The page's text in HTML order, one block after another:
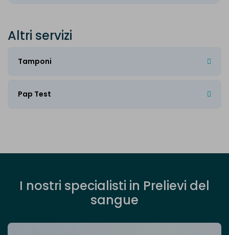
Altri servizi
Tamponi
Pap Test
I nostri specialisti in Prelievi del
sangue